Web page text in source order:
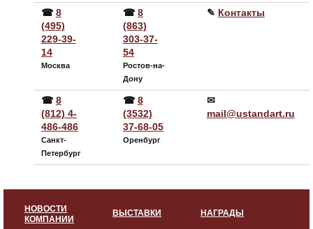
☎ 8
(495)
229-39-
14
Москва
☎ 8
(863)
303-37-
54
Ростов-на-
Дону
✎ Контакты
☎ 8
(812) 4-
486-486
Санкт-
Петербург
☎ 8
(3532)
37-68-05
Оренбург
✉
mail@ustandart.ru
НОВОСТИ
КОМПАНИИ
ВЫСТАВКИ НАГРАДЫ